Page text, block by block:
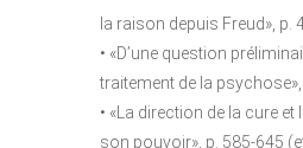
la raison depuis Freud», p.
• «D’une question
traitement de la
• «La direction de la cure
son pouvoir», p. 585-645